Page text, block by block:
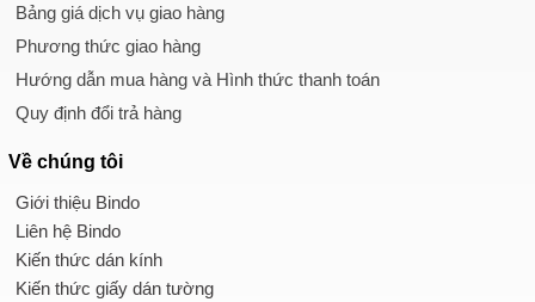
Bảng giá dịch vụ giao hàng
Phương thức giao hàng
Hướng dẫn mua hàng và Hình thức thanh toán
Quy định đổi trả hàng
Về chúng tôi
Giới thiệu Bindo
Liên hệ Bindo
Kiến thức dán kính
Kiến thức giấy dán tường